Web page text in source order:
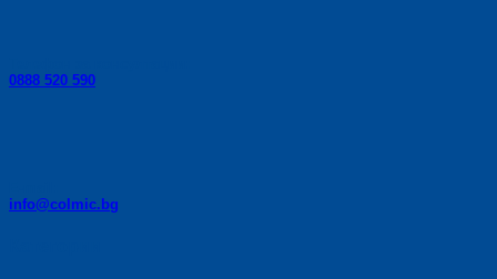
0888 520 590
info@colmic.bg